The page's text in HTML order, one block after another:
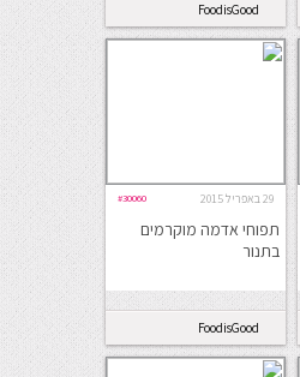
FoodisGood
29 באפריל 2015 #30060
תפוחי אדמה מוקרמים
בתנור
FoodisGood